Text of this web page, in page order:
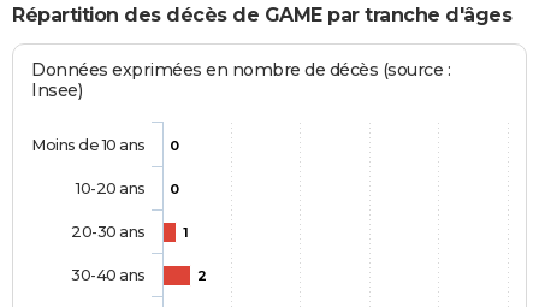
Répartition des décès de GAME par tranche d'âges
Données exprimées en nombre de décès (source :
Insee)
0
0
1
2
Moins de 10 ans
10-20 ans
20-30 ans
30-40 ans